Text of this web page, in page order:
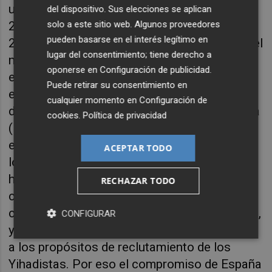
unos 1.200 millones de habitantes en 2016 a
2.500 millones en 2050, África tendrá en
2055 el 40% de la población infantil de todo el
mundo, y además ocupa una posición
estratégica al ser la vía de conexión y de
encuentro entre los terroristas Islámicos del
desierto del Sahara, del Sahel y los de Nigeria
(Boko Haram). Y tengan en cuenta que esta
explosión traerá consigo, si no es que se
logra un gran desarrollo económico, miseria,
hambre, delincuencia, migración,
contrabandistas que por cierto ya existen y
comercian con drogas, armas y personas, etc,
y sobre todo ese exceso de población servirá
a los propósitos de reclutamiento de los
Yihadistas. Por eso el compromiso de España
del dispositivo. Sus elecciones se aplican
solo a este sitio web. Algunos proveedores
pueden basarse en el interés legítimo en
lugar del consentimiento; tiene derecho a
oponerse enConfiguración de publicidad
Puede retirar su consentimiento en
cualquier momento enConfiguración de
cookies .Política de privacidad
ACEPTAR TODO
RECHAZAR TODO
CONFIGURAR